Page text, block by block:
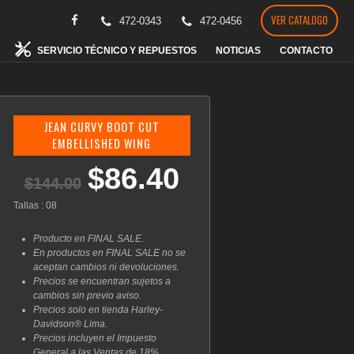
472-0343 472-0456 VER CATALOGO
SERVICIO TÉCNICO Y REPUESTOS NOTICIAS CONTACTO
JEAN CURVY BOOT CUT
EMBELLISHED WING
$144.00 El
precio
$144.00.
$86.40El
Tallas : 08
Producto en FINAL SALE.
En productos en FINAL SALE no se
aceptan cambios ni devoluciones.
Precios se encuentran sujetos a
cambios sin previo aviso.
Precios solo en tienda Harley-
Davidson® Lima.
Precios incluyen el Impuesto